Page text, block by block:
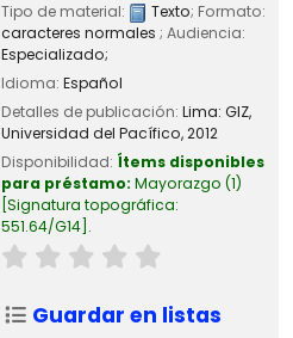
Tipo de material:
Texto; Formato:
caracteres normales ; Audiencia:
Especializado;
Idioma: Español
Detalles de publicación: Lima: GIZ,
Universidad del Pacífico,2012
Disponibilidad: Ítems disponibles
para préstamo: Mayorazgo (1)
Signatura topográfica:
551.64/G14 .
Guardar en listas